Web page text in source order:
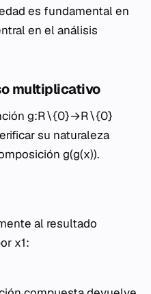
es fundamental en
en el análisis
multiplicativo
g:R∖{0}→R∖{0}
su naturaleza
g(g(x)).
al resultado
x1​: